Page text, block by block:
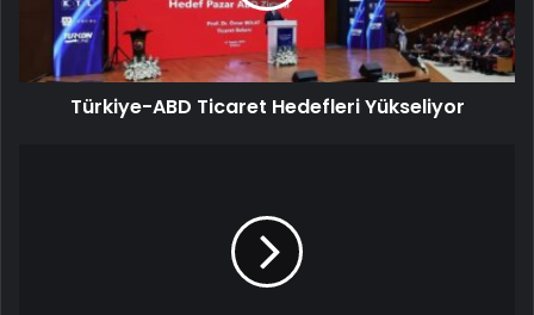
Türkiye-ABD Ticaret Hedefleri Yükseliyor